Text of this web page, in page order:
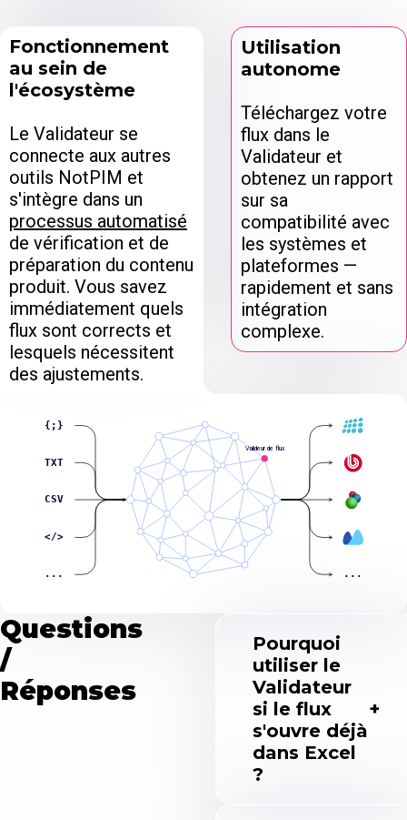
Fonctionnement
au sein de
l'écosystème
Le Validateur se
connecte aux autres
outils NotPIM et
s'intègre dans un
processus automatisé
de vérification et de
préparation du contenu
produit. Vous savez
immédiatement quels
flux sont corrects et
lesquels nécessitent
des ajustements.
Utilisation
autonome
Téléchargez votre
flux dans le
Validateur et
obtenez un rapport
sur sa
compatibilité avec
les systèmes et
plateformes —
rapidement et sans
intégration
complexe.
{;}
TXT
CSV
</>
...
Valideur de flux
...
Questions
/
Réponses
Pourquoi
utiliser le
Validateur
si le flux
s'ouvre déjà
dans Excel
?